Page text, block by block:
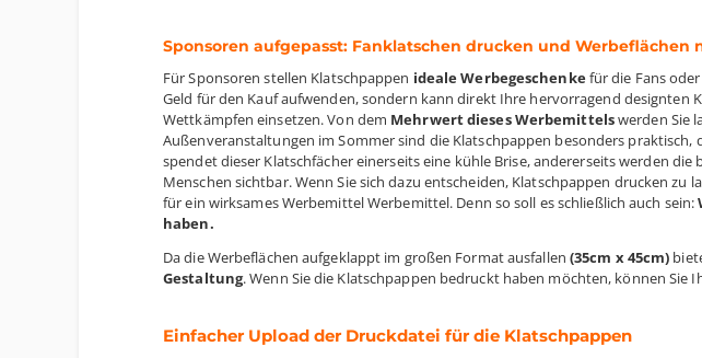
Sponsoren aufgepasst: Fanklatschen drucken und Werbeflächen
Für Sponsoren stellen Klatschpappen ideale Werbegeschenkefür die Fans
Geld für den Kauf aufwenden, sondern kann direkt Ihre hervorragend designten
Wettkämpfen einsetzen. Von dem Mehrwert dieses Werbemittelswerden Sie
Außenveranstaltungen im Sommer sind die Klatschpappen besonders praktisch,
spendet dieser Klatschfächer einerseits eine kühle Brise, andererseits werden
Menschen sichtbar. Wenn Sie sich dazu entscheiden, Klatschpappen drucken zu
für ein wirksames Werbemittel Werbemittel. Denn so soll es schließlich auch sein:
haben.
Da die Werbeflächen aufgeklappt im großen Format ausfallen (35cm x 45cm)
Gestaltung. Wenn Sie die Klatschpappen bedruckt haben möchten, können Sie
Einfacher Upload der Druckdatei für die Klatschpappen